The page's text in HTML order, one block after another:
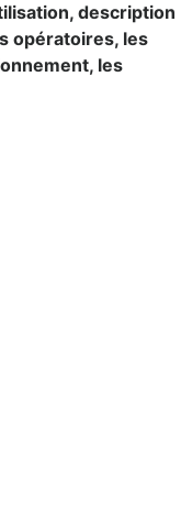
description
opératoires, les
les